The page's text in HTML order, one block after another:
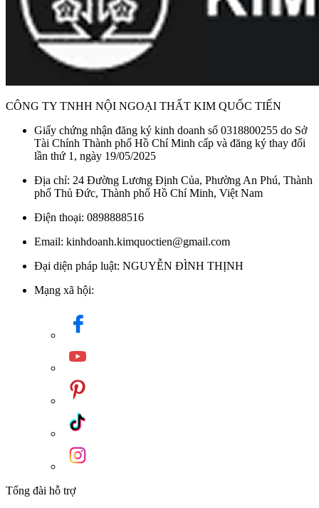
Móc Treo Giấy Kanly GCK03B
Chất liệu đồng thau đúc giúp móc treo có độ cứng chắc phù
ánh kim loại đỏ tạo hiệu ứng màu trầm, phù hợp với không
gian nội thất mang phong cách mộc mạc, cổ kính hoặc sử dụng
khoảng 428 g, sản phẩm có thể lắp đặt tại nhiều vị trí khác
nhau trong phòng tắm mà không chiếm nhiều diện tích sử dụng
Danh mục: Thiết Bị Vệ Sinh
Nhà Tắm Kanly
Thương hiệu:
CÔNG TY TNHH NỘI NGOẠI THẤT KIM QUỐC TIẾN
Giấy chứng nhận đăng ký kinh doanh số 0318800255 do Sở
Tài Chính Thành phố Hồ Chí Minh cấp và đăng ký thay đổi
lần thứ 1, ngày 19/05/2025
Địa chỉ: 24 Đường Lương Định Của, Phường An Phú, Thành
phố Thủ Đức, Thành phố Hồ Chí Minh, Việt Nam
Điện thoại: 0898888516
Email: kinhdoanh.kimquoctien@gmail.com
Đại diện pháp luật: NGUYỄN ĐÌNH THỊNH
Mạng xã hội:
Tổng đài hỗ trợ